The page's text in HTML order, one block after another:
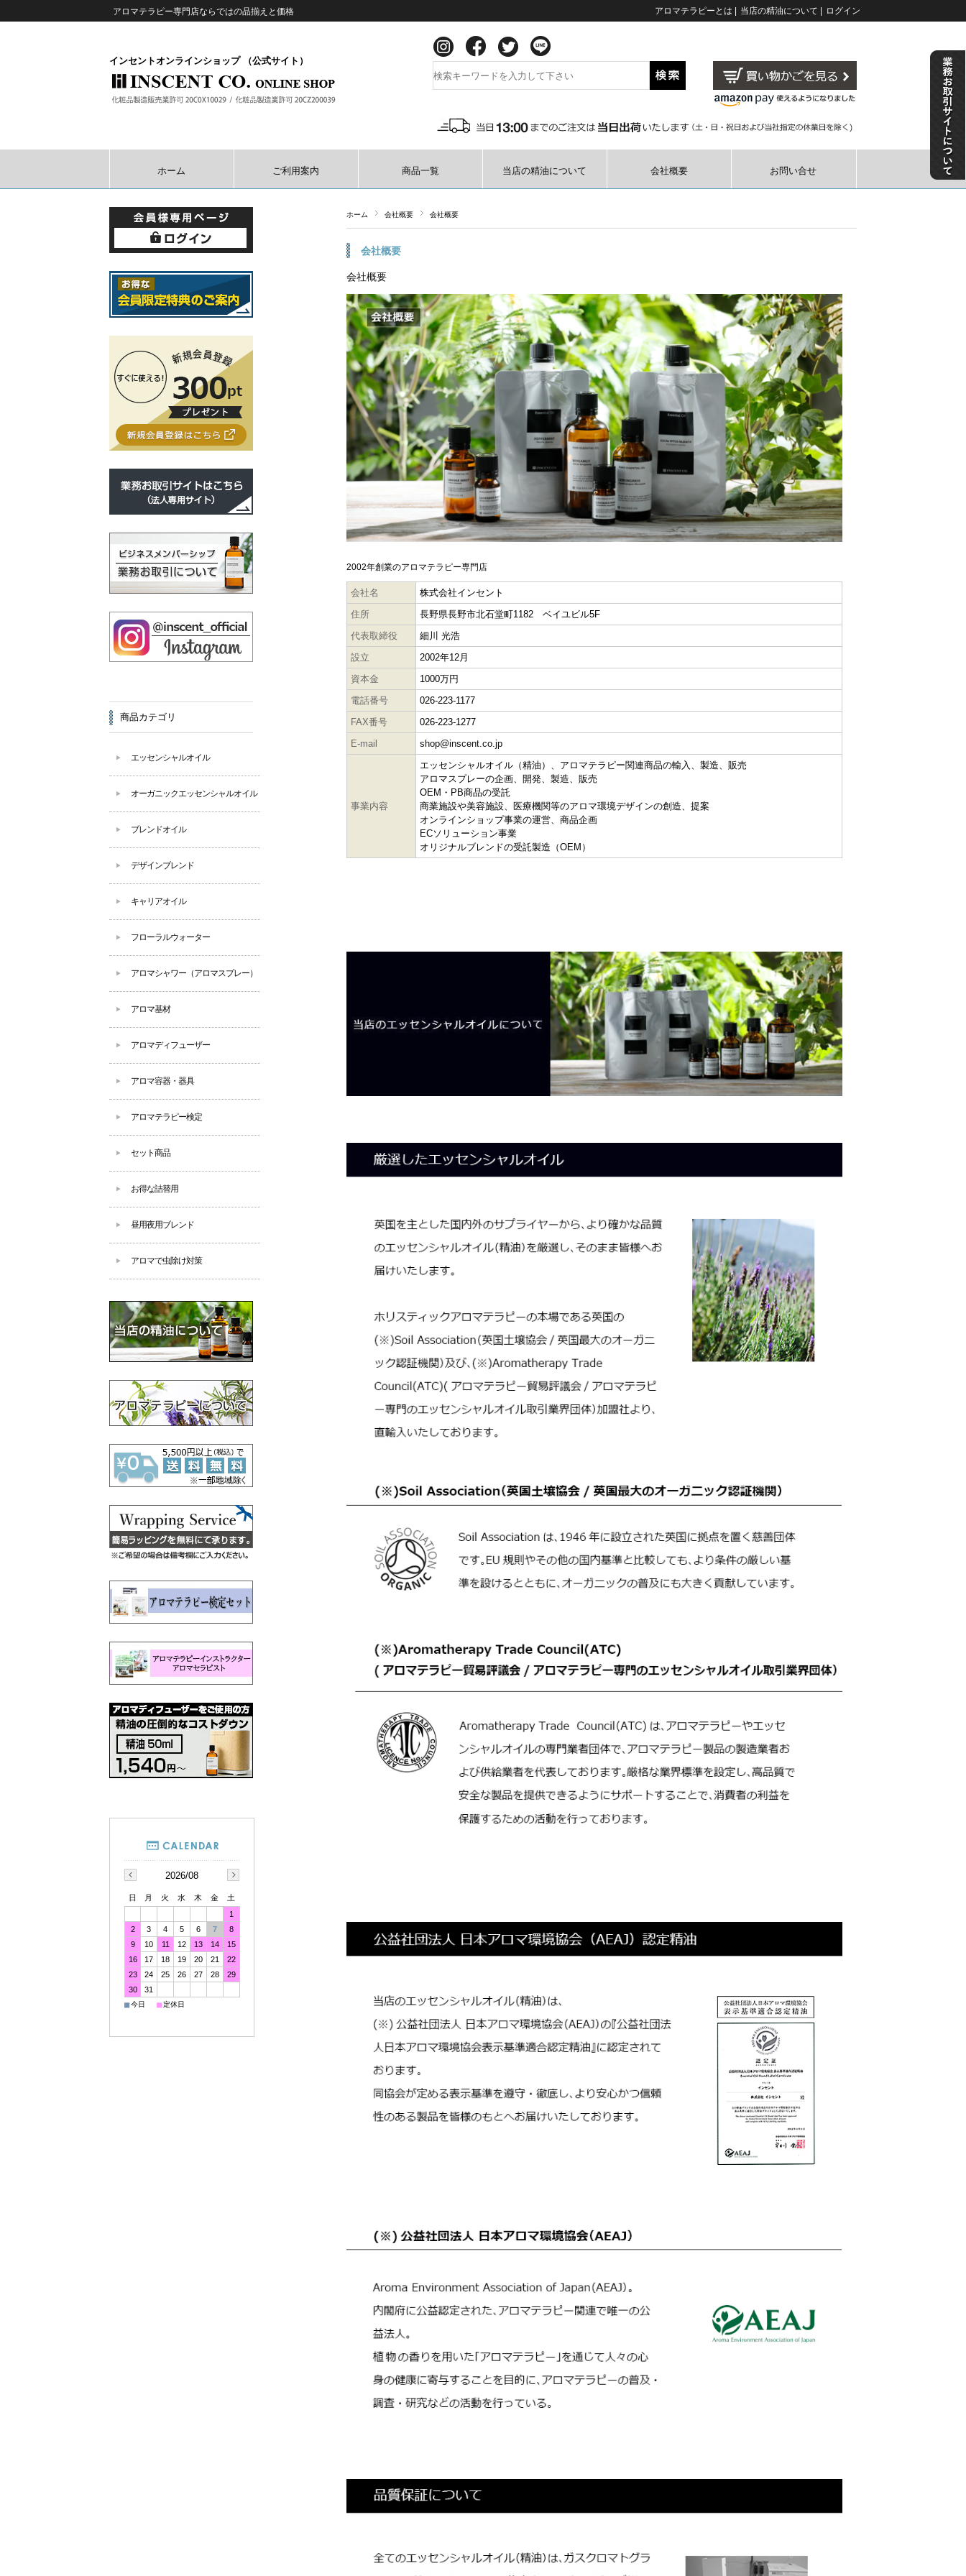
アロマテラピー専門店ならではの品揃えと価格 アロマテラピーとは 当店の精油について ログイン
インセントオンラインショップ （公式サイト）
ホーム ご利用案内 商品一覧 当店の精油について 会社概要 お問い合せ
ホーム 会社概要 会社概要
会社概要
会社概要
2002年創業のアロマテラピー専門店
会社名
株式会社インセント
住所
長野県長野市北石堂町1182 ベイユビル5F
代表取締役
細川 光浩
設立
2002年12月
資本金
1000万円
電話番号
026-223-1177
FAX番号
026-223-1277
E-mail
shop@inscent.co.jp
事業内容
エッセンシャルオイル（精油）、アロマテラピー関連商品の輸入、製造、販売
アロマスプレーの企画、開発、製造、販売
OEM・PB商品の受託
商業施設や美容施設、医療機関等のアロマ環境デザインの創造、提案
オンラインショップ事業の運営、商品企画
ECソリューション事業
オリジナルブレンドの受託製造（OEM）
商品カテゴリ
エッセンシャルオイル
オーガニックエッセンシャルオイル
ブレンドオイル
デザインブレンド
キャリアオイル
フローラルウォーター
アロマシャワー（アロマスプレー）
アロマ基材
アロマディフューザー
アロマ容器・器具
アロマテラピー検定
セット商品
お得な詰替用
昼用夜用ブレンド
アロマで虫除け対策
2026/08
日 月 火 水 木 金
土
1
2
3 4 5 6 7
8
9
10 11 12 13 14
15
16
17 18 19 20 21
22
23
24 25 26 27 28
29
30
31
■今日 ■定休日